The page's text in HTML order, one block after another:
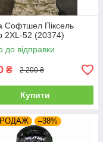
Софтшел Піксель
2XL-52 (20374)
до відправки
₴ 2 200 ₴
Купити
–38%